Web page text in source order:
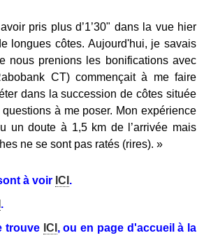
pris plus d’1’30" dans la vue hier
longues côtes. Aujourd'hui, je savais
nous prenions les bonifications avec
CT) commençait à me faire
dans la succession de côtes située
à me poser. Mon expérience
un doute à 1,5 km de l’arrivée mais
ne se sont pas ratés (rires). »
à voir ICI .
.
trouve ICI , ou en page d'accueil à la